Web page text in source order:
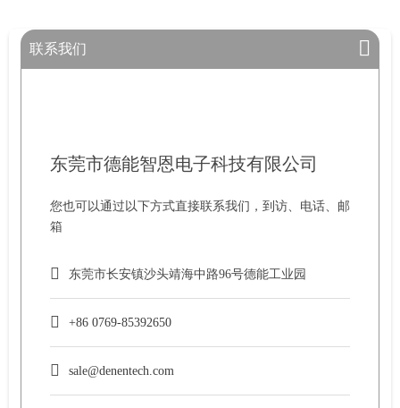
联系我们
东莞市德能智恩电子科技有限公司
您也可以通过以下方式直接联系我们，到访、电话、邮
箱
东莞市长安镇沙头靖海中路96号德能工业园
+86 0769-85392650
sale@denentech.com